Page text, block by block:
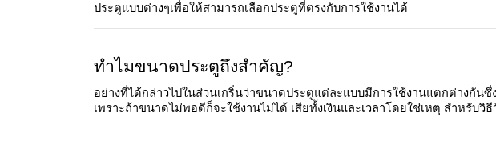
ประตูแบบต่างๆเพื่อให้สามารถเลือกประตูที่ตรงกับการใช้งานได้
ทำไมขนาดประตูถึงสำคัญ?
อย่างที่ได้กล่าวไปในส่วนเกริ่นว่าขนาดประตูแต่ละแบบมีการใช้งานแตกต่างกั
เพราะถ้าขนาดไม่พอดีก็จะใช้งานไม่ได้ เสียทั้งเงินและเวลาโดยใช่เหตุ สำหรั